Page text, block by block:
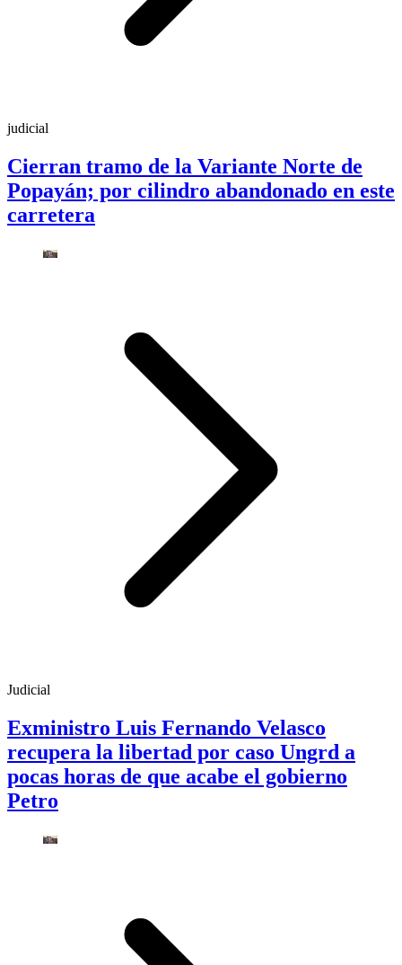
judicial
Cierran tramo de la Variante Norte de
Popayán; por cilindro abandonado en este
carretera
Judicial
Exministro Luis Fernando Velasco
recupera la libertad por caso Ungrd a
pocas horas de que acabe el gobierno
Petro